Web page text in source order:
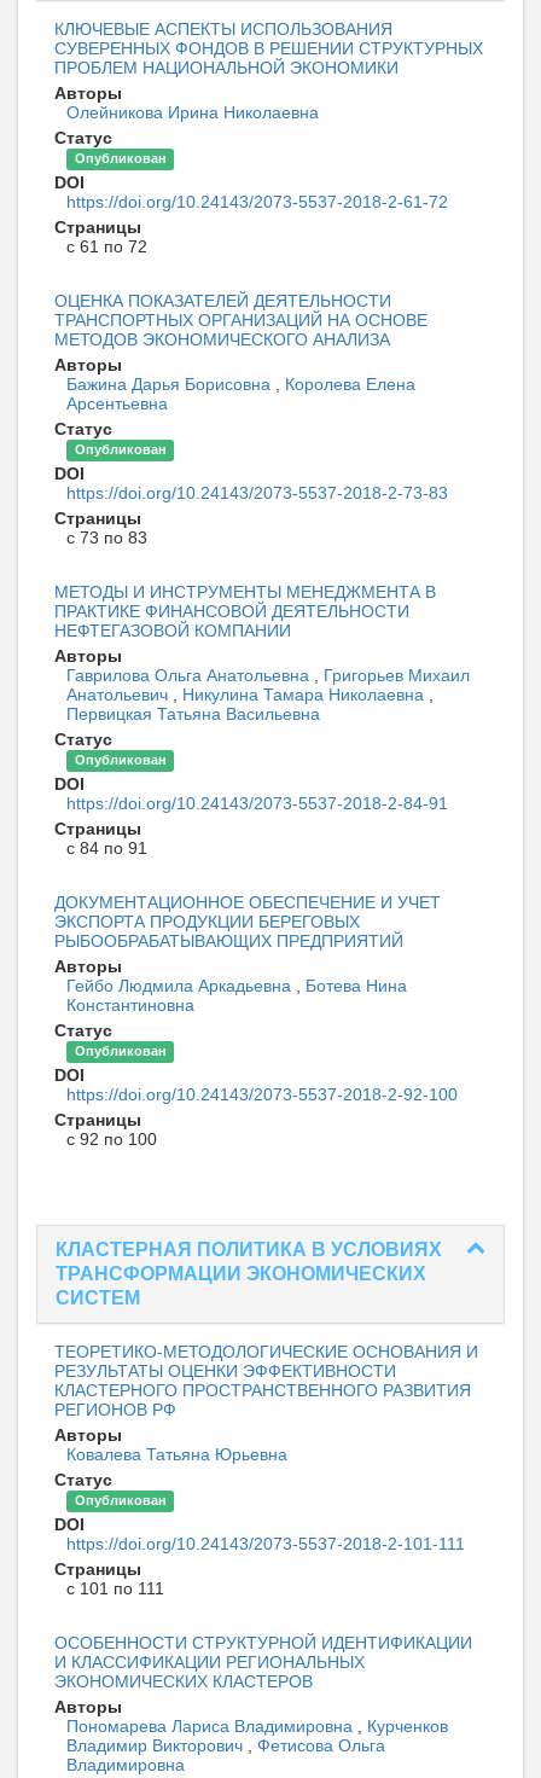
КЛЮЧЕВЫЕ АСПЕКТЫ ИСПОЛЬЗОВАНИЯ
СУВЕРЕННЫХ ФОНДОВ В РЕШЕНИИ СТРУКТУРНЫХ
ПРОБЛЕМ НАЦИОНАЛЬНОЙ ЭКОНОМИКИ
Авторы
Олейникова Ирина Николаевна
Статус
Опубликован
DOI
https://doi.org/10.24143/2073-5537-2018-2-61-72
Страницы
с 61 по 72
ОЦЕНКА ПОКАЗАТЕЛЕЙ ДЕЯТЕЛЬНОСТИ
ТРАНСПОРТНЫХ ОРГАНИЗАЦИЙ НА ОСНОВЕ
МЕТОДОВ ЭКОНОМИЧЕСКОГО АНАЛИЗА
Авторы
Бажина Дарья Борисовна , Королева Елена
Арсентьевна
Статус
Опубликован
DOI
https://doi.org/10.24143/2073-5537-2018-2-73-83
Страницы
с 73 по 83
МЕТОДЫ И ИНСТРУМЕНТЫ МЕНЕДЖМЕНТА В
ПРАКТИКЕ ФИНАНСОВОЙ ДЕЯТЕЛЬНОСТИ
НЕФТЕГАЗОВОЙ КОМПАНИИ
Авторы
Гаврилова Ольга Анатольевна , Григорьев Михаил
Анатольевич , Никулина Тамара Николаевна ,
Первицкая Татьяна Васильевна
Статус
Опубликован
DOI
https://doi.org/10.24143/2073-5537-2018-2-84-91
Страницы
с 84 по 91
ДОКУМЕНТАЦИОННОЕ ОБЕСПЕЧЕНИЕ И УЧЕТ
ЭКСПОРТА ПРОДУКЦИИ БЕРЕГОВЫХ
РЫБООБРАБАТЫВАЮЩИХ ПРЕДПРИЯТИЙ
Авторы
Гейбо Людмила Аркадьевна , Ботева Нина
Константиновна
Статус
Опубликован
DOI
https://doi.org/10.24143/2073-5537-2018-2-92-100
Страницы
с 92 по 100
КЛАСТЕРНАЯ ПОЛИТИКА В УСЛОВИЯХ
ТРАНСФОРМАЦИИ ЭКОНОМИЧЕСКИХ
СИСТЕМ
ТЕОРЕТИКО-МЕТОДОЛОГИЧЕСКИЕ ОСНОВАНИЯ И
РЕЗУЛЬТАТЫ ОЦЕНКИ ЭФФЕКТИВНОСТИ
КЛАСТЕРНОГО ПРОСТРАНСТВЕННОГО РАЗВИТИЯ
РЕГИОНОВ РФ
Авторы
Ковалева Татьяна Юрьевна
Статус
Опубликован
DOI
https://doi.org/10.24143/2073-5537-2018-2-101-111
Страницы
с 101 по 111
ОСОБЕННОСТИ СТРУКТУРНОЙ ИДЕНТИФИКАЦИИ
И КЛАССИФИКАЦИИ РЕГИОНАЛЬНЫХ
ЭКОНОМИЧЕСКИХ КЛАСТЕРОВ
Авторы
Пономарева Лариса Владимировна , Курченков
Владимир Викторович , Фетисова Ольга
Владимировна